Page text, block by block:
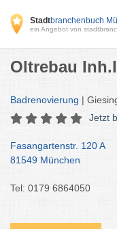
Stadtbranchenbuch
ein Angebot von
Oltrebau
Badrenovierung |
Jetzt
Fasangartenstr. 120 A
81549 München
Tel: 0179 6864050